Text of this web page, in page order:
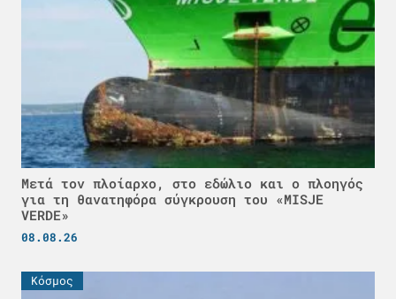
Μετά τον πλοίαρχο, στο εδώλιο και ο πλοηγός
για τη θανατηφόρα σύγκρουση του «MISJE
VERDE»
08.08.26
Κόσμος